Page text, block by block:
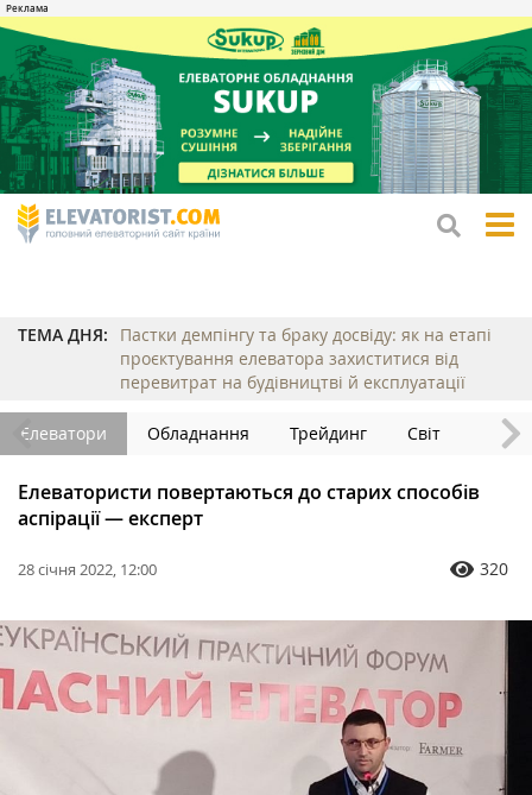
ТЕМА ДНЯ:
Пастки демпінгу та браку досвіду: як на етапі
проєктування елеватора захиститися від
перевитрат на будівництві й експлуатації
Елеватори Обладнання Трейдинг Світ
Елеватористи повертаються до старих способів
аспірації — експерт
28 січня 2022, 12:00 320